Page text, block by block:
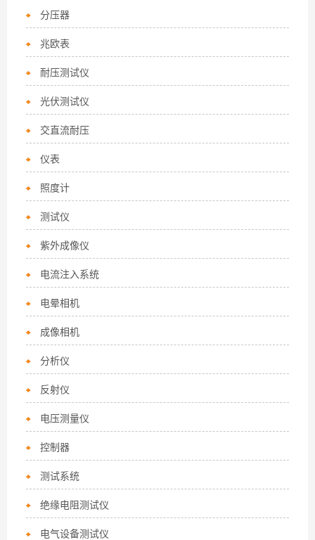
分压器
兆欧表
耐压测试仪
光伏测试仪
交直流耐压
仪表
照度计
测试仪
紫外成像仪
电流注入系统
电晕相机
成像相机
分析仪
反射仪
电压测量仪
控制器
测试系统
绝缘电阻测试仪
电气设备测试仪